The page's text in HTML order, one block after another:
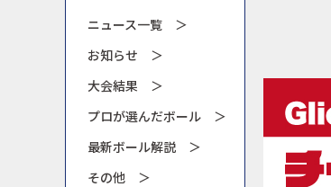
ニュース一覧 ＞
お知らせ ＞
大会結果 ＞
プロが選んだボール ＞
最新ボール解説 ＞
その他 ＞